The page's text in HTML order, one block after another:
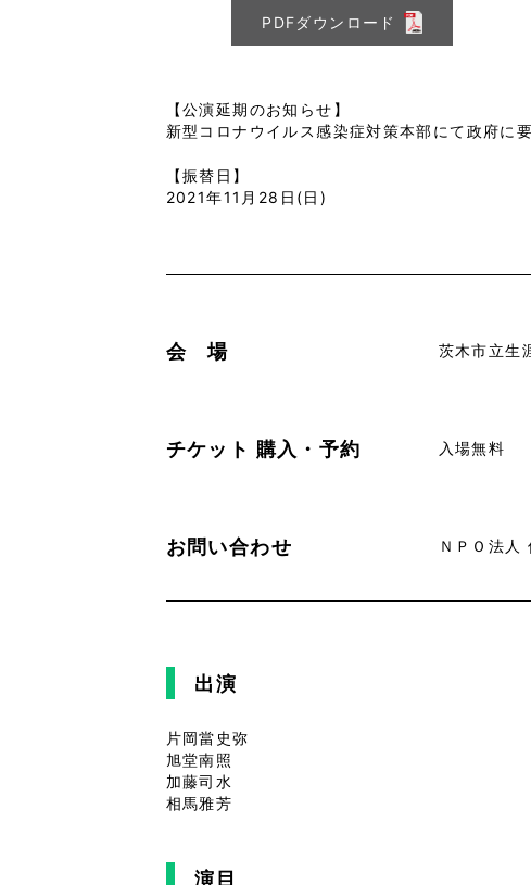
PDFダウンロード
【公演延期のお知らせ】
新型コロナウイルス感染症対策本部にて政府に
【振替日】
2021年11月28日(日)
会 場 茨木市立生
チケット 購入・予約 入場無料
お問い合わせ ＮＰＯ法
出演
片岡當史弥
旭堂南照
加藤司水
相馬雅芳
演目